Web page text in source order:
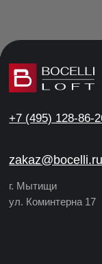
г. Мытищи
ул. Коминтерна 17
+7 (495) 128-86-
zakaz@bocelli.ru